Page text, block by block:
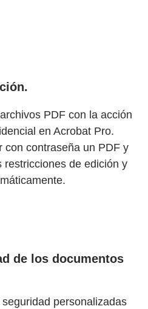
PDF con la acción
en Acrobat Pro.
con contraseña un PDF y
de edición y
de los documentos
personalizadas